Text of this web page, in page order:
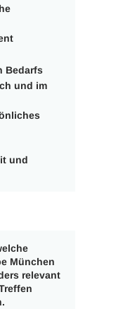
Bedarfs
und im
und
München
relevant